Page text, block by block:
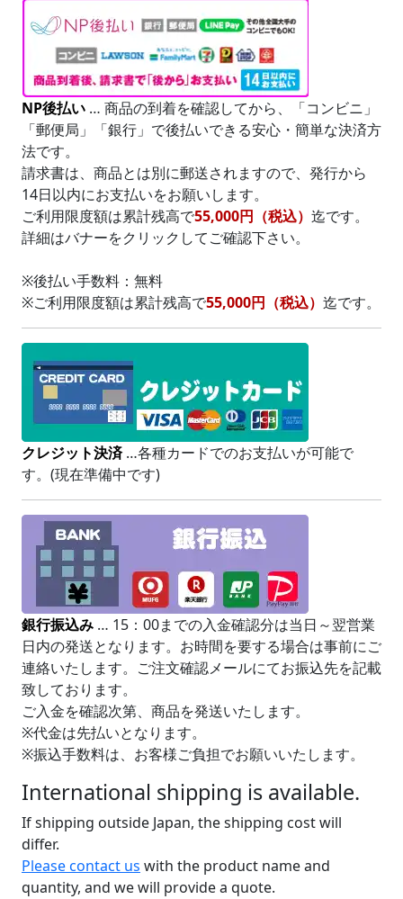
NP後払い … 商品の到着を確認してから、「コンビニ」
「郵便局」「銀行」で後払いできる安心・簡単な決済方
法です。
請求書は、商品とは別に郵送されますので、発行から
14日以内にお支払いをお願いします。
ご利用限度額は累計残高で55,000円（税込） 迄です。
詳細はバナーをクリックしてご確認下さい。
※後払い手数料：無料
※ご利用限度額は累計残高で55,000円（税込） 迄です。
クレジット決済…各種カードでのお支払いが可能で
す。(現在準備中です)
銀行振込み … 15：00までの入金確認分は当日～翌営業
日内の発送となります。お時間を要する場合は事前にご
連絡いたします。ご注文確認メールにてお振込先を記載
致しております。
ご入金を確認次第、商品を発送いたします。
※代金は先払いとなります。
※振込手数料は、お客様ご負担でお願いいたします。
International shipping is available.
If shipping outside Japan, the shipping cost will
differ.
Please contact us with the product name and
quantity, and we will provide a quote.